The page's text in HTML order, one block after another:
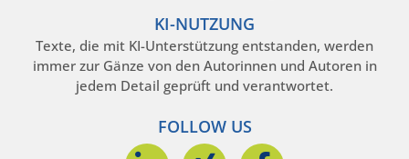
KI-NUTZUNG
Texte, die mit KI-Unterstützung entstanden, werden
immer zur Gänze von den Autorinnen und Autoren in
jedem Detail geprüft und verantwortet.
FOLLOW US